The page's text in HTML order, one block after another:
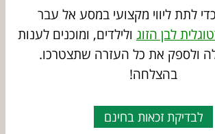
לתת ליווי מקצועי במסע אל עבר
לבן הזוג ולילדים, ומוכנים לענות
ולספק את כל העזרה שתצטרכו.
בהצלחה!
לבדיקת זכאות בחינם